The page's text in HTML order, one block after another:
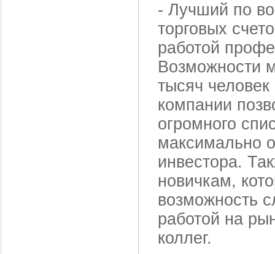
- Лучший по
торговых
работой
Возможности
тысяч
компании
огромного
максимально
инвестора.
новичкам,
возможность
работой на
коллег.